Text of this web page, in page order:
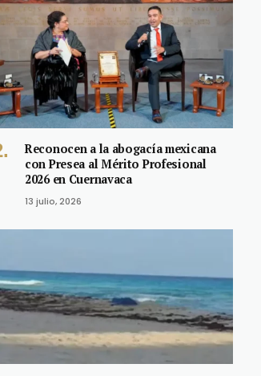
Reconocen a la abogacía mexicana
con Presea al Mérito Profesional
2026 en Cuernavaca
13 julio, 2026